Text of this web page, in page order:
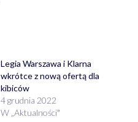
Legia Warszawa i Klarna
wkrótce z nową ofertą dla
kibiców
4 grudnia 2022
W „Aktualności"